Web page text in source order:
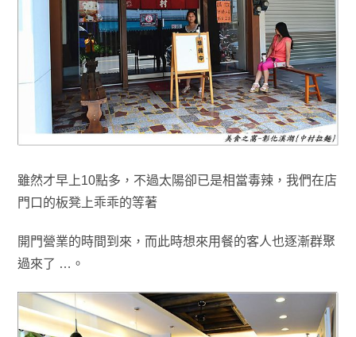
雖然才早上10點多 ，不過太陽卻已是相當毒辣，我們在店
門口的板凳上乖乖的等著
開門營業的時間到來， 而此時想來用餐的客人也逐漸群聚
過來了 … 。